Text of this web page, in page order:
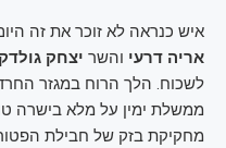
איש כנראה לא זוכר את זה
אריה דרעי והשר יצחק
לשכוח. הלך הרוח במגזר
ממשלת ימין על מלא בישרה
מחקיקת בזק של חבילת הפטור